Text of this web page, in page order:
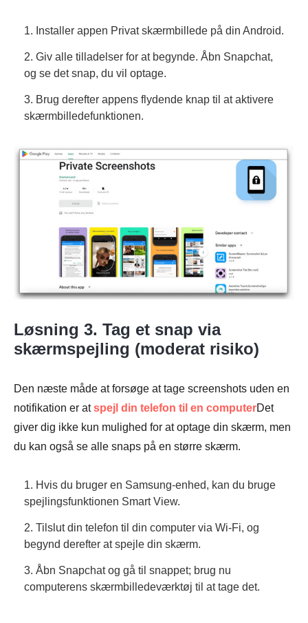
1. Installer appen Privat skærmbillede på din Android.
2. Giv alle tilladelser for at begynde. Åbn Snapchat,
og se det snap, du vil optage.
3. Brug derefter appens flydende knap til at aktivere
skærmbilledefunktionen.
Løsning 3. Tag et snap via
skærmspejling (moderat risiko)
Den næste måde at forsøge at tage screenshots uden en
notifikation er atspejl din telefon til en computerDet
giver dig ikke kun mulighed for at optage din skærm, men
du kan også se alle snaps på en større skærm.
1. Hvis du bruger en Samsung-enhed, kan du bruge
spejlingsfunktionen Smart View.
2. Tilslut din telefon til din computer via Wi-Fi, og
begynd derefter at spejle din skærm.
3. Åbn Snapchat og gå til snappet; brug nu
computerens skærmbilledeværktøj til at tage det.